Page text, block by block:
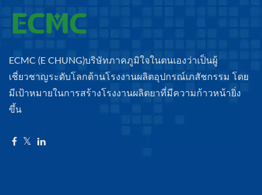
ECMC (E CHUNG)บริษัทภาคภูมิใจในตนเองว่าเป็นผู้
เชี่ยวชาญระดับโลกด้านโรงงานผลิตอุปกรณ์เภสัชกรรม โดย
มีเป้าหมายในการสร้างโรงงานผลิตยาที่มีความก้าวหน้ายิ่ง
ขึ้น